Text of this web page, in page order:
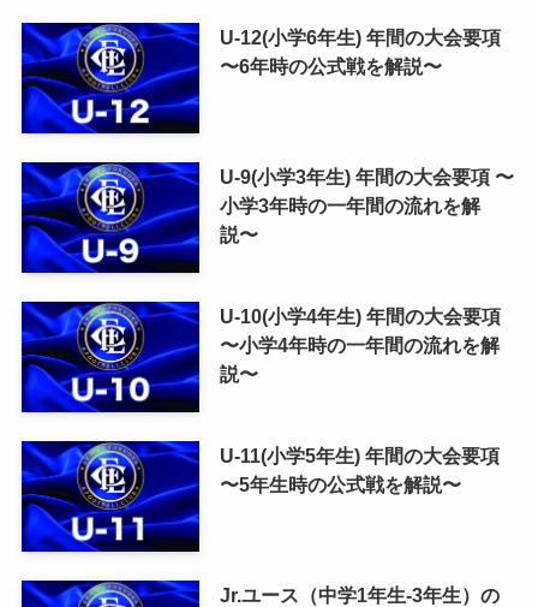
U-12(小学6年生) 年間の大会要項
〜6年時の公式戦を解説〜
U-9(小学3年生) 年間の大会要項 〜
小学3年時の一年間の流れを解
説〜
U-10(小学4年生) 年間の大会要項
〜小学4年時の一年間の流れを解
説〜
U-11(小学5年生) 年間の大会要項
〜5年生時の公式戦を解説〜
Jr.ユース（中学1年生-3年生）の